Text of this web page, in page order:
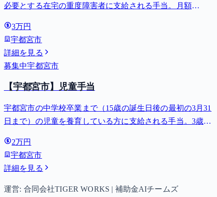
必要とする在宅の重度障害者に支給される手当。月額
3万円
宇都宮市
詳細を見る
募集中宇都宮市
【宇都宮市】児童手当
宇都宮市の中学校卒業まで（15歳の誕生日後の最初の3月31
日まで）の児童を養育している方に支給される手当。3歳未
（第3子以降は15,000円）、中学生は月額10,000円。
2万円
宇都宮市
詳細を見る
運営: 合同会社TIGER WORKS | 補助金AIチームズ